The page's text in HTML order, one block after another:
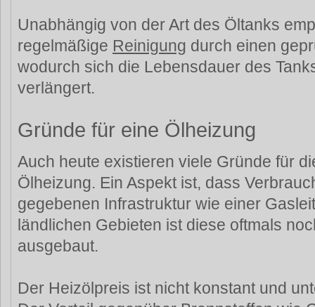
Unabhängig von der Art des Öltanks
regelmäßige Reinigung durch einen
wodurch sich die Lebensdauer des
verlängert.
Gründe für eine Ölheizung
Auch heute existieren viele Gründe für
Ölheizung. Ein Aspekt ist, dass
gegebenen Infrastruktur wie einer
ländlichen Gebieten ist diese oftmals
ausgebaut.
Der Heizölpreis ist nicht konstant und